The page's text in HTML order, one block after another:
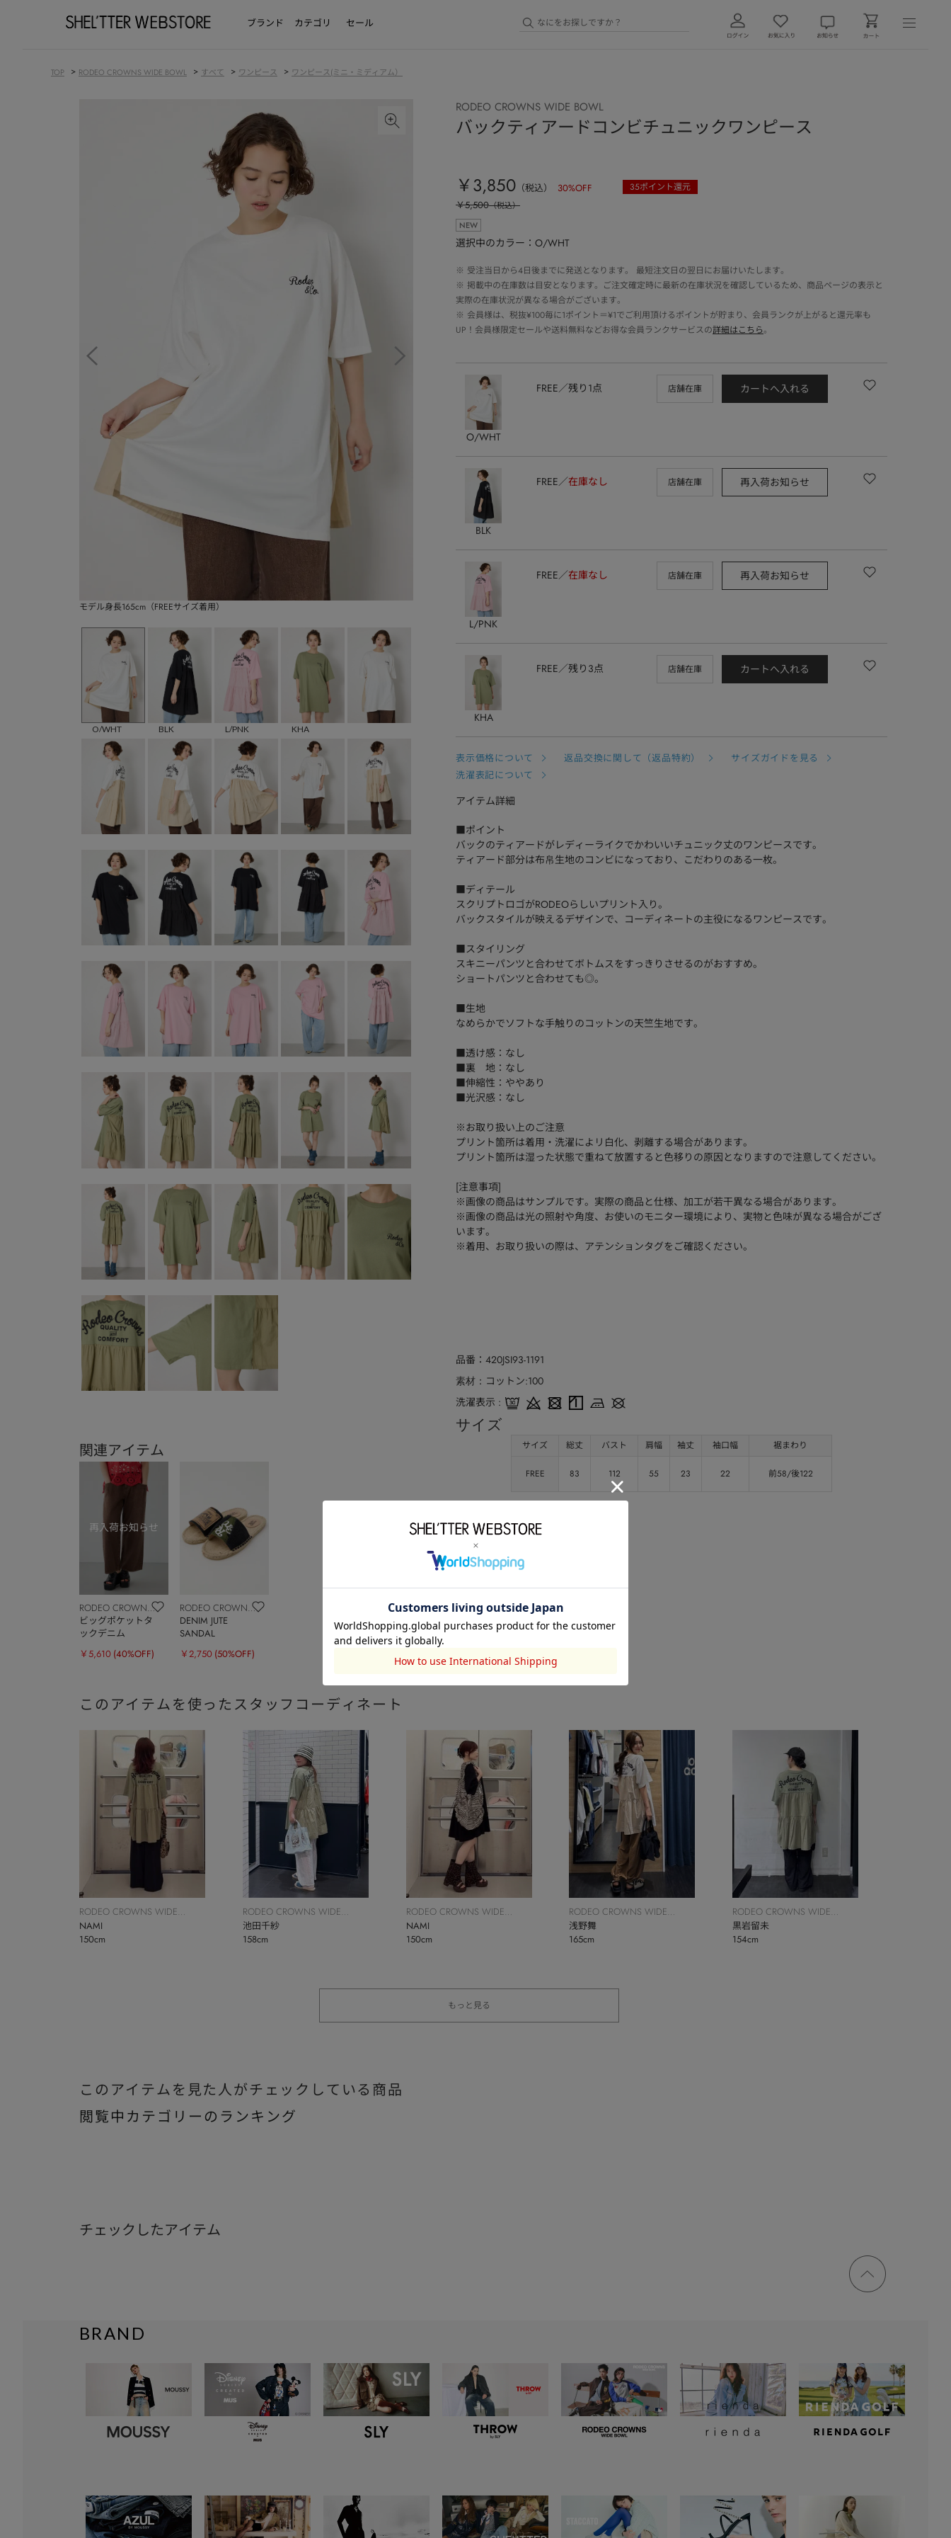
ブランド カテゴリ セール
TOP > RODEO CROWNS WIDE BOWL > すべて > ワンピース > ワンピース(ミニ・ミディアム）
モデル身長165cm（FREEサイズ着用）
O/WHT BLK L/PNK KHA
関連アイテム
RODEO CROWNS
WIDE BOWL
ビッグポケットタ
ックデニム
￥5,610 (40%OFF)
RODEO CROWNS
WIDE BOWL
DENIM JUTE
SANDAL
￥2,750 (50%OFF)
RODEO CROWNS WIDE BOWL
バックティアードコンビチュニックワンピース
￥3,850 （税込） 30%OFF 35ポイント還元
￥5,500（税込）
NEW
選択中のカラー：O/WHT
※ 受注当日から4日後までに発送となります。 最短注文日の翌日にお届けいたします。
※ 掲載中の在庫数は目安となります。ご注文確定時に最新の在庫状況を確認しているため、商品ページの表示と
実際の在庫状況が異なる場合がございます。
※ 会員様は、税抜¥100毎に1ポイント＝¥1でご利用頂けるポイントが貯まり、会員ランクが上がると還元率も
UP！会員様限定セールや送料無料などお得な会員ランクサービスの詳細はこちら。
O/WHT
FREE 残り1点 店舗在庫 カートへ入れる
BLK
FREE 在庫なし 店舗在庫 再入荷お知らせ
L/PNK
FREE 在庫なし 店舗在庫 再入荷お知らせ
KHA
FREE 残り3点 店舗在庫 カートへ入れる
表示価格について 返品交換に関して（返品特約）
サイズガイドを見る
洗濯表記について
アイテム詳細
■ポイント
バックのティアードがレディーライクでかわいいチュニック丈のワンピースです。
ティアード部分は布帛生地のコンビになっており、こだわりのある一枚。
■ディテール
スクリプトロゴがRODEOらしいプリント入り。
バックスタイルが映えるデザインで、コーディネートの主役になるワンピースです。
■スタイリング
スキニーパンツと合わせてボトムスをすっきりさせるのがおすすめ。
ショートパンツと合わせても◎。
■生地
なめらかでソフトな手触りのコットンの天竺生地です。
■透け感：なし
■裏 地：なし
■伸縮性：ややあり
■光沢感：なし
※お取り扱い上のご注意
プリント箇所は着用・洗濯によリ白化、剥離する場合があります。
プリント箇所は湿った状態で重ねて放置すると色移りの原因となりますので注意してください。
[注意事項]
※画像の商品はサンプルです。実際の商品と仕様、加工が若干異なる場合があります。
※画像の商品は光の照射や角度、お使いのモニター環境により、実物と色味が異なる場合がござ
います。
※着用、お取り扱いの際は、アテンションタグをご確認ください。
品番 420JSI93-1191
素材
コットン:100
洗濯表示
サイズ
サイズ 総丈 バスト 肩幅 袖丈 袖口幅 裾まわり
FREE 83 112 55 23 22 前58/後122
このアイテムを使ったスタッフコーディネート
RODEO CROWNS WIDE
BOWL
NAMI
150cm
RODEO CROWNS WIDE
BOWL
池田千紗
158cm
RODEO CROWNS WIDE
BOWL
NAMI
150cm
RODEO CROWNS WIDE
BOWL
浅野舞
165cm
RODEO CROWNS WIDE
BOWL
黒岩留未
154cm
もっと見る
このアイテムを見た人がチェックしている商品
閲覧中カテゴリーのランキング
チェックしたアイテム
ページ
トップ
BRAND